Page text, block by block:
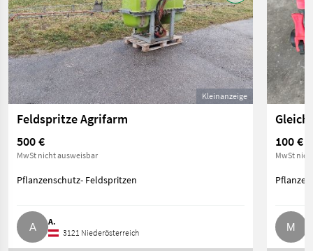
Kleinanzeige
Feldspritze Agrifarm
500 €
MwSt nicht ausweisbar
Pflanzenschutz- Feldspritzen
A.
3121 Niederösterreich
100 €
MwSt